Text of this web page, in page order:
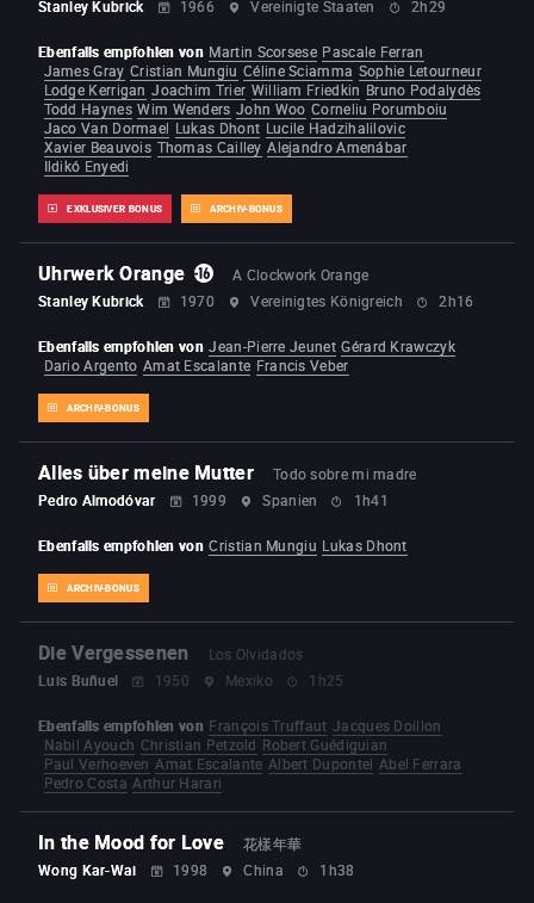
Stanley Kubrick 1966 Vereinigte Staaten 2h29
EXKLUSIVER BONUS ARCHIV-BONUS
Ebenfalls empfohlen von Martin Scorsese Pascale Ferran
James Gray Cristian Mungiu Céline Sciamma Sophie Letourneur
Lodge Kerrigan Joachim Trier William Friedkin Bruno Podalydès
Todd Haynes Wim Wenders John Woo Corneliu Porumboiu
Jaco Van Dormael Lukas Dhont Lucile Hadzihalilovic
Xavier Beauvois Thomas Cailley Alejandro Amenábar
Ildikó Enyedi
Uhrwerk Orange
A Clockwork Orange
Stanley Kubrick
1970 Vereinigtes Königreich 2h16
ARCHIV-BONUS
Ebenfalls empfohlen von Jean-Pierre Jeunet Gérard Krawczyk
Dario Argento Amat Escalante Francis Veber
Alles über meine Mutter
Todo sobre mi madre
Pedro Almodóvar
1999 Spanien 1h41
ARCHIV-BONUS
Ebenfalls empfohlen von Cristian Mungiu Lukas Dhont
Die Vergessenen
Los Olvidados
Luis Buñuel
1950 Mexiko 1h25
Ebenfalls empfohlen von François Truffaut Jacques Doillon
Nabil Ayouch Christian Petzold Robert Guédiguian
Paul Verhoeven Amat Escalante Albert Dupontel Abel Ferrara
Pedro Costa Arthur Harari
In the Mood for Love
花樣年華
Wong Kar-Wai
1998 China 1h38